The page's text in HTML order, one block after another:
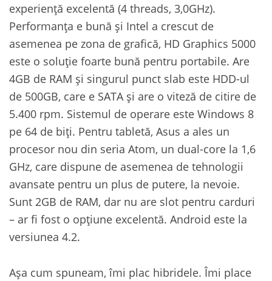
experiență excelentă (4 threads, 3,0GHz).
Performanța e bună și Intel a crescut de
asemenea pe zona de grafică, HD Graphics 5000
este o soluție foarte bună pentru portabile. Are
4GB de RAM și singurul punct slab este HDD-ul
de 500GB, care e SATA și are o viteză de citire de
5.400 rpm. Sistemul de operare este Windows 8
pe 64 de biți. Pentru tabletă, Asus a ales un
procesor nou din seria Atom, un dual-core la 1,6
GHz, care dispune de asemenea de tehnologii
avansate pentru un plus de putere, la nevoie.
Sunt 2GB de RAM, dar nu are slot pentru carduri
– ar fi fost o opțiune excelentă. Android este la
versiunea 4.2.
Așa cum spuneam, îmi plac hibridele. Îmi place